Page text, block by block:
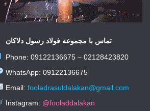
تماس با مجموعه فولاد رسول دلاکان
Phone: 09122136675 – 02128423820
WhatsApp: 09122136675
Email:fooladrasuldalakan@gmail.com
Instagram: @fooladdalakan